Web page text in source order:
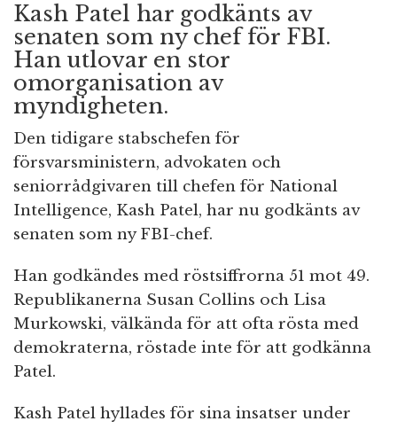
Kash Patel har godkänts av
senaten som ny chef för FBI.
Han utlovar en stor
omorganisation av
myndigheten.
Den tidigare stabschefen för
försvarsministern, advokaten och
seniorrådgivaren till chefen för National
Intelligence, Kash Patel, har nu godkänts av
senaten som ny FBI-chef.
Han godkändes med röstsiffrorna 51 mot 49.
Republikanerna Susan Collins och Lisa
Murkowski, välkända för att ofta rösta med
demokraterna, röstade inte för att godkänna
Patel.
Kash Patel hyllades för sina insatser under